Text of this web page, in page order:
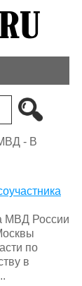
- В
МВД России
по
в